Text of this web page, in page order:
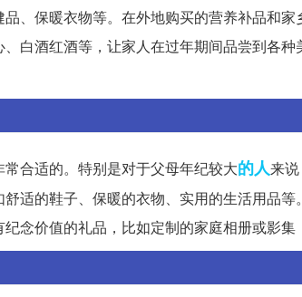
、保暖衣物等。在外地购买的营养补品和家
白酒红酒等，让家人在过年期间品尝到各
合适的。特别是对于父母年纪较大的人来
适的鞋子、保暖的衣物、实用的生活用品
念价值的礼品，比如定制的家庭相册或影集